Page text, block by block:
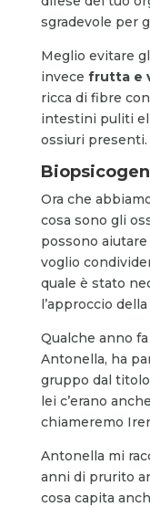
sgradevole per
Meglio evitare
invece frutta e
ricca di fibre
intestini puliti
ossiuri presenti.
Ora che
cosa sono gli
possono aiutare
voglio
quale è stato
l’approccio
Qualche anno
Antonella, ha
gruppo dal titolo
lei c’erano
chiameremo
Antonella mi
anni di prurito
cosa capita